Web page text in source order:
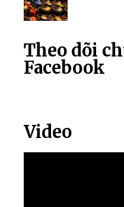
Theo dõi
Facebook
Video